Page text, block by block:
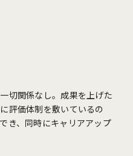
切関係なし。成果を上げた
評価体制を敷いているの
き、同時にキャリアアップ